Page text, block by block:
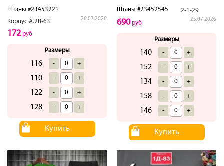
Штаны #23453221
Корпус.А.2В-63
26.07.2026
172руб
Размеры
116 - +
110 - +
122 - +
128 - +
Купить
Штаны #23452545 2-1-29
25.07.2026
690руб
Размеры
140 - +
152 - +
134 - +
158 - +
146 - +
Купить